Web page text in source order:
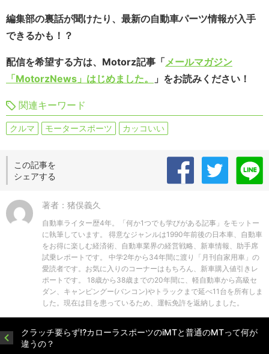
編集部の裏話が聞けたり、最新の自動車パーツ情報が入手
できるかも！？
配信を希望する方は、Motorz記事「メールマガジン
「MotorzNews」はじめました。
」をお読みください！
関連キーワード
クルマ モータースポーツ カッコいい
この記事を
シェアする
著者：猪俣義久
自動車ライター歴4年。「何か1つでも学びがある記事」をモットー
に執筆しています。 得意なジャンルは1990年前後の日本車、自動車
をお得に楽しむ経済術、自動車業界の経営戦略、新車情報、助手席
試乗レポートです。 中学2年から34年間に渡り「月刊自家用車」の
愛読者です。お気に入りのコーナーはもちろん、新車購入値引きレ
ポートです。 18歳から38歳までの20年間に、軽自動車から高級セ
ダン、キャンピングー(バンコン)やトラックまで延べ11台を所有しま
した。現在は目を患っているため、運転免許を返納しました。
クラッチ要らず!?カローラスポーツのiMTと普通のMTって何が
違うの？